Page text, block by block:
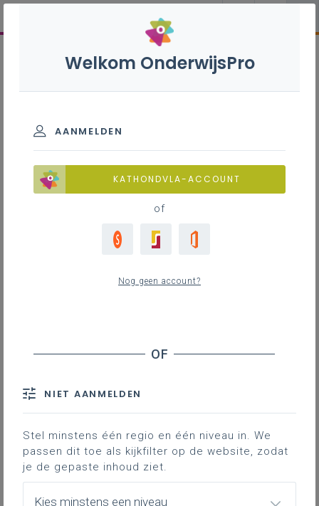
Welkom OnderwijsPro
AANMELDEN
KATHONDVLA-ACCOUNT
of
Nog geen account?
NIET AANMELDEN
Stel minstens één regio en één niveau in. We
passen dit toe als kijkfilter op de website, zodat
je de gepaste inhoud ziet.
Kies minstens een niveau